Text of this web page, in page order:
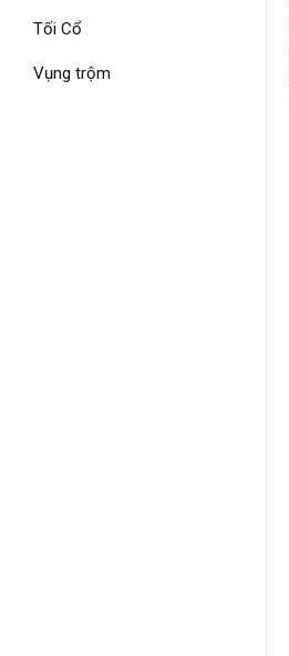
Tối Cổ
Vụng trộm